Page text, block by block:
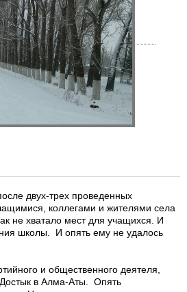
двух-трех проведенных
коллегами и жителями села
не хватало мест для учащихся. И
школы. И опять ему не удалось
и общественного деятеля,
Достык в Алма-Аты. Опять